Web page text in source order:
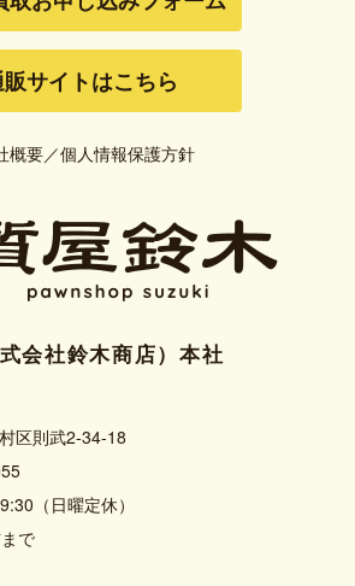
サイトはこちら
概要／個人情報保護方針
会社鈴木商店）本社
区則武2-34-18
（日曜定休）
で